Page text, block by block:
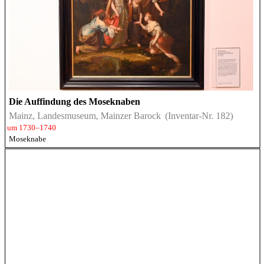
Die Auffindung des Moseknaben
Mainz, Landesmuseum, Mainzer Barock (Inventar-Nr. 182)
um 1730–1740
Moseknabe